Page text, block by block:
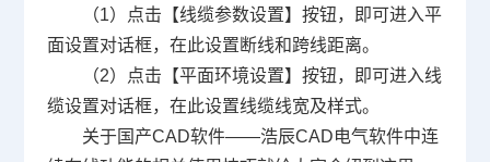
（1）点击【线缆参数设置】按钮，即可进入平
面设置对话框，在此设置断线和跨线距离。
（2）点击【平面环境设置】按钮，即可进入线
缆设置对话框，在此设置线缆线宽及样式。
关于国产CAD软件——浩辰CAD电气软件中连